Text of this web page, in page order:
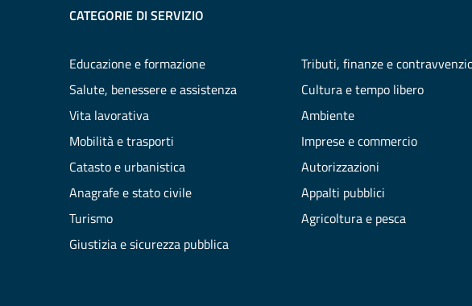
CATEGORIE DI SERVIZIO
Educazione e formazione
Salute, benessere e assistenza
Vita lavorativa
Mobilità e trasporti
Catasto e urbanistica
Anagrafe e stato civile
Turismo
Giustizia e sicurezza pubblica
Tributi, finanze e
Cultura e tempo libero
Ambiente
Imprese e commercio
Autorizzazioni
Appalti pubblici
Agricoltura e pesca